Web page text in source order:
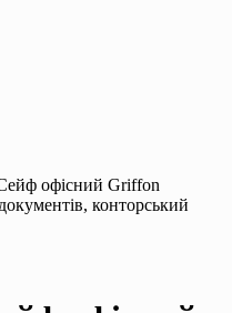
офiсний Griffon
конторський